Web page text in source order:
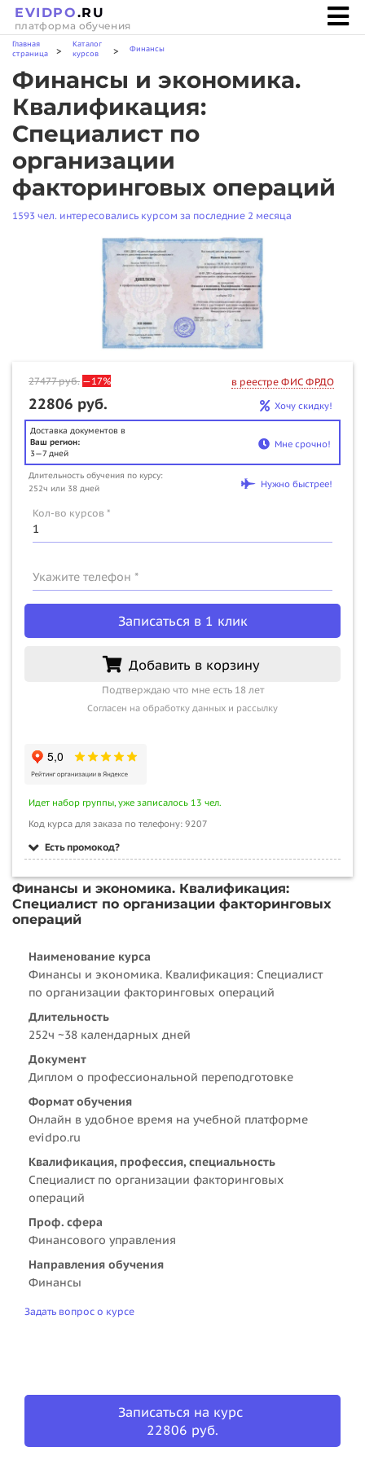
EVIDPO.RU
платформа обучения
Главная
страница
>
Каталог
курсов
> Финансы
Финансы и экономика.
Квалификация:
Специалист по
организации
факторинговых операций
1593 чел. интересовались курсом за последние 2 месяца
27477руб. —17% в реестре ФИС ФРДО
22806 руб. Хочу скидку!
Доставка документов в
Ваш регион:
3—7 дней
Мне срочно!
Длительность обучения по курсу:
252ч или 38 дней
Нужно быстрее!
Кол-во курсов *
Укажите телефон *
Записаться в 1 клик
Добавить в корзину
Подтверждаю что мне есть 18 лет
Согласен на обработку данных и рассылку
Идет набор группы, уже записалось 13 чел.
Код курса для заказа по телефону: 9207
Есть промокод?
Финансы и экономика. Квалификация:
Специалист по организации факторинговых
операций
Наименование курса
Финансы и экономика. Квалификация: Специалист
по организации факторинговых операций
Длительность
252ч ~38 календарных дней
Документ
Диплом о профессиональной переподготовке
Формат обучения
Онлайн в удобное время на учебной платформе
evidpo.ru
Квалификация, профессия, специальность
Специалист по организации факторинговых
операций
Проф. сфера
Финансового управления
Направления обучения
Финансы
Задать вопрос о курсе
Записаться на курс
22806 руб.